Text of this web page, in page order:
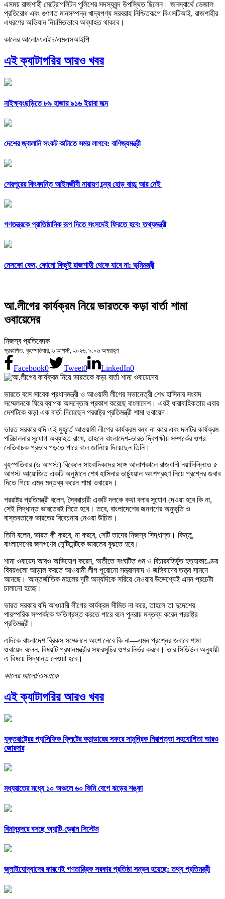
এসময় রাজশাহী মেট্রোপলিটন পুলিশের সদস্যবৃন্দ উপস্থিত ছিলেন। জনস্বার্থে ভেজাল
প্রতিরোধ এবং গুণগত মানসম্পন্ন খাদ্যপণ্য সরবরাহ নিশ্চিতকল্পে বিএসটিআই, রাজশাহীর
এধরণের অভিযান নিয়মিতভাবে অব্যাহত থাকবে।
কালের আলো/এএইচ/এমএসআইপি
এই ক্যাটাগরির আরও খবর
নাইক্ষ্যংছড়িতে ৮৯ হাজার ৯১৬ ইয়াবা জব্দ
দেশের জ্বালানি সংকট কাটাতে সময় লাগবে: বাণিজ্যমন্ত্রী
শেরপুরের কিংবদন্তি আইনজীবী নারায়ণ চন্দ্র হোড় বাচ্চু আর নেই
গণতন্ত্রকে প্রাতিষ্ঠানিক রূপ দিতে সংসদেই ফিরতে হবে: তথ্যমন্ত্রী
নেসকো কেন, কোনো কিছুই রাজশাহী থেকে যাবে না: ভূমিমন্ত্রী
আ.লীগের কার্যক্রম নিয়ে ভারতকে কড়া বার্তা শামা
ওবায়েদের
নিজস্ব প্রতিবেদক
প্রকাশিত: বৃহস্পতিবার, ৬ আগস্ট, ২০২৬, ৯:০৬ অপরাহ্ণ
Facebook0 Tweet0 LinkedIn0
ভারতে বসে সাবেক প্রধানমন্ত্রী ও আওয়ামী লীগের সভানেত্রী শেখ হাসিনার সংবাদ
সম্মেলনকে ঘিরে ব্যাপক অসন্তোষ প্রকাশ করেছে বাংলাদেশ। এরই ধারাবাহিকতায় এবার
দেশটিকে কড়া এক বার্তা দিয়েছেন পররাষ্ট্র প্রতিমন্ত্রী শামা ওবায়েদ।
ভারত সরকার যদি এই মুহূর্তে আওয়ামী লীগের কার্যক্রম বন্ধ না করে এবং দলটির কার্যক্রম
পরিচালনার সুযোগ অব্যাহত রাখে, তাহলে বাংলাদেশ-ভারত দ্বিপক্ষীয় সম্পর্কের ওপর
নেতিবাচক প্রভাব পড়তে পারে বলে জানিয়ে দিয়েছেন তিনি।
বৃহস্পতিবার (৬ আগস্ট) বিকেলে সাংবাদিকদের সঙ্গে আলাপকালে রাজধানী নয়াদিল্লিতে ৫
আগস্ট আয়োজিত একটি অনুষ্ঠানে শেখ হাসিনার ভার্চ্যুয়াল অংশগ্রহণ নিয়ে প্রশ্নের জবাব
দিতে গিয়ে এমন মন্তব্য করেন শামা ওবায়েদ।
পররাষ্ট্র প্রতিমন্ত্রী বলেন, স্বৈরাচারী একটি দলকে কথা বলার সুযোগ দেওয়া হবে কি না,
সেই সিদ্ধান্ত ভারতেরই নিতে হবে। তবে, বাংলাদেশের জনগণের অনুভূতি ও
বাস্তবতাকে ভারতের বিবেচনায় নেওয়া উচিত।
তিনি বলেন, ভারত কী করবে, না করবে, সেটি তাদের নিজস্ব সিদ্ধান্ত। কিন্তু,
বাংলাদেশের জনগণের সেন্টিমেন্টকে ভারতের বুঝতে হবে।
শামা ওবায়েদ আরও অভিযোগ করেন, অতীতে সংঘটিত গুম ও বিচারবহির্ভূত হত্যাকাণ্ডের
বিষয়গুলো আড়াল করতে আওয়ামী লীগ পুরোনো সন্ত্রাসবাদ ও জঙ্গিবাদের তত্ত্ব সামনে
আনছে। আন্তর্জাতিক মহলের দৃষ্টি অন্যদিকে সরিয়ে নেওয়ার উদ্দেশ্যেই এমন প্রচেষ্টা
চালানো হচ্ছে।
ভারত সরকার যদি আওয়ামী লীগের কার্যক্রম সীমিত না করে, তাহলে তা দুদেশের
পারস্পরিক সম্পর্ককে ক্ষতিগ্রস্ত করতে পারে বলে পুনরায় মন্তব্য করেন পররাষ্ট্র
প্রতিমন্ত্রী।
এদিকে বাংলাদেশ ব্রিকস সম্মেলনে অংশ নেবে কি না—এমন প্রশ্নের জবাবে শামা
ওবায়েদ বলেন, বিষয়টি প্রধানমন্ত্রীর সফরসূচির ওপর নির্ভর করবে। তার সিডিউল অনুযায়ী
এ বিষয়ে সিদ্ধান্ত নেওয়া হবে।
কালের আলো/এসএকে
এই ক্যাটাগরির আরও খবর
যুক্তরাষ্ট্রের প্যাসিফিক ফ্লিটের কমান্ডারের সফরে সামুদ্রিক নিরাপত্তা সহযোগিতা আরও
জোরদার
মধ্যরাতের মধ্যে ১০ অঞ্চলে ৬০ কিমি বেগে ঝড়ের শঙ্কা
বিমানবন্দরে বসছে অ্যান্টি-ড্রোন সিস্টেম
জুলাইযোদ্ধাদের কারণেই গণতান্ত্রিক সরকার প্রতিষ্ঠা সম্ভব হয়েছে: তথ্য প্রতিমন্ত্রী